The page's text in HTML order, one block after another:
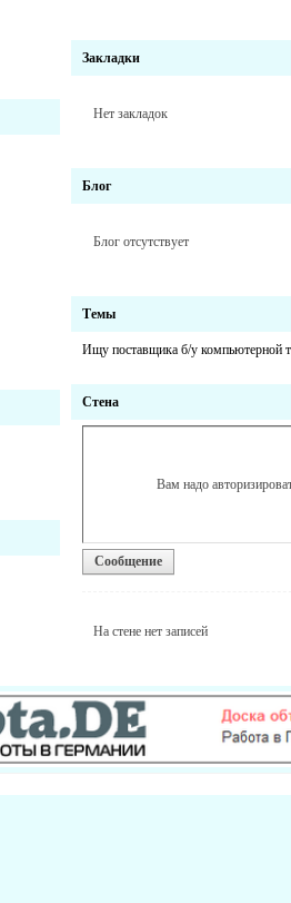
Закладки
Нет закладок
Блог
Блог отсутствует
Темы
Ищу поставщика б/у компьютерной
Стена
Вам надо
Сообщение
На стене нет записей